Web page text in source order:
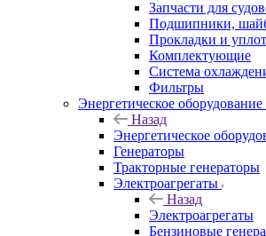
Запчасти для
Подшипники,
Прокладки и
Комплектующие
Система
Фильтры
Энергетическое оборудование
Назад
Энергетическое
Генераторы
Тракторные генераторы
Электроагрегаты
Назад
Электроагрегаты
Бензиновые